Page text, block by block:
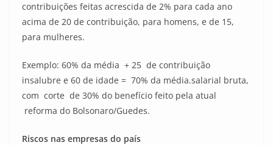
contribuições feitas acrescida de 2% para cada ano
acima de 20 de contribuição, para homens, e de 15,
para mulheres.
Exemplo: 60% da média + 25 de contribuição
insalubre e 60 de idade = 70% da média.salarial bruta,
com corte de 30% do benefício feito pela atual
reforma do Bolsonaro/Guedes.
Riscos nas empresas do país